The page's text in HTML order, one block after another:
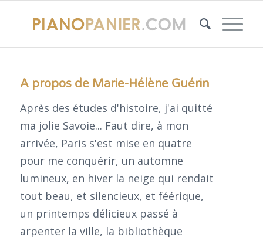
A propos de Marie-Hélène Guérin
Après des études d'histoire, j'ai quitté
ma jolie Savoie... Faut dire, à mon
arrivée, Paris s'est mise en quatre
pour me conquérir, un automne
lumineux, en hiver la neige qui rendait
tout beau, et silencieux, et féérique,
un printemps délicieux passé à
arpenter la ville, la bibliothèque